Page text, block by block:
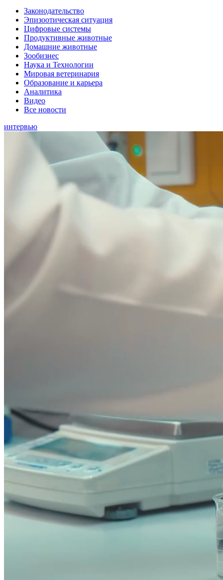
Законодательство
Эпизоотическая ситуация
Цифровые системы
Продуктивные животные
Домашние животные
Зообизнес
Наука и Технологии
Мировая ветеринария
Образование и карьера
Аналитика
Видео
Все новости
интервью